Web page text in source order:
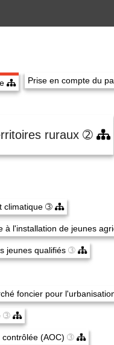
Prise en compte du
ruraux ➁
climatique ➂
à l'installation de jeunes
jeunes qualifiés ➂
foncier pour
➂
(AOC) ➂